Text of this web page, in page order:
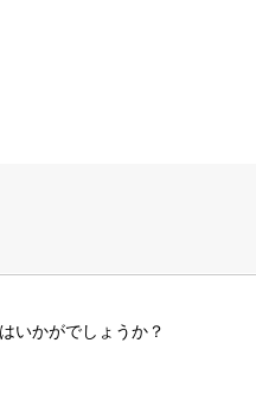
いかがでしょうか？